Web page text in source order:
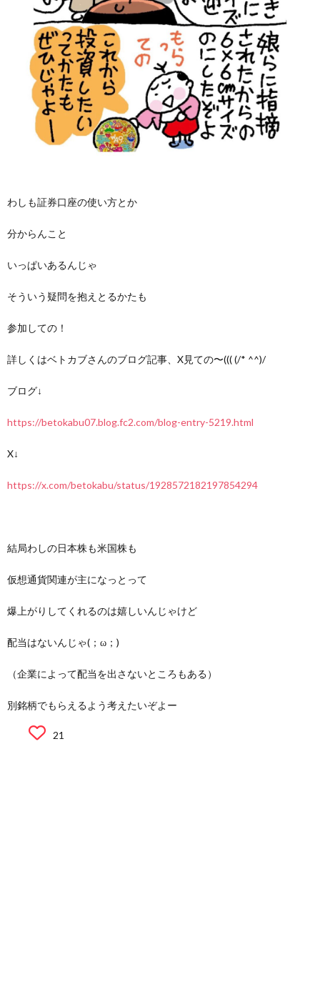
わしも証券口座の使い方とか
分からんこと
いっぱいあるんじゃ
そういう疑問を抱えとるかたも
参加しての！
詳しくはベトカブさんのブログ記事、X見ての〜((( (/* ^^)/
ブログ↓
https://betokabu07.blog.fc2.com/blog-entry-5219.html
X↓
https://x.com/betokabu/status/1928572182197854294
結局わしの日本株も米国株も
仮想通貨関連が主になっとって
爆上がりしてくれるのは嬉しいんじゃけど
配当はないんじゃ(；ω；)
（企業によって配当を出さないところもある）
別銘柄でもらえるよう考えたいぞよー
21